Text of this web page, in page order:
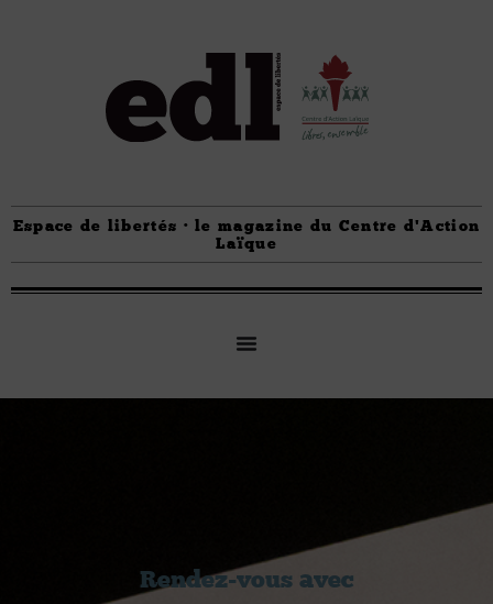
Espace de libertés · le magazine du Centre d'Action
Laïque
Rendez-vous avec